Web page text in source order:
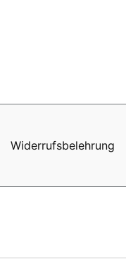
Widerrufsbelehrung